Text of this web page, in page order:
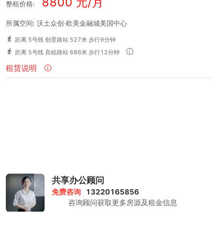
整租价格:
所属空间: 沃土众创·欧美金融城美国中心
距离 5号线 创景路站 527米 步行9分钟
距离 5号线 良睦路站 686米 步行12分钟
租赁说明
共享办公顾问
免费咨询
13220165856
咨询顾问获取更多房源及租金信息